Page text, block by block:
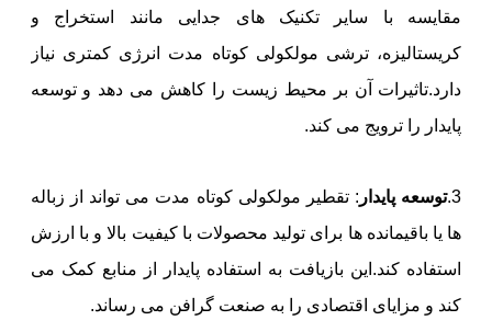
مقایسه با سایر تکنیک های جدایی مانند استخراج و
کریستالیزه، ترشی مولکولی کوتاه مدت انرژی کمتری نیاز
دارد.تاثیرات آن بر محیط زیست را کاهش می دهد و توسعه
پایدار را ترویج می کند.
3. توسعه پایدار : تقطیر مولکولی کوتاه مدت می تواند از زباله
ها یا باقیمانده ها برای تولید محصولات با کیفیت بالا و با ارزش
استفاده کند.این بازیافت به استفاده پایدار از منابع کمک می
کند و مزایای اقتصادی را به صنعت گرافن می رساند.